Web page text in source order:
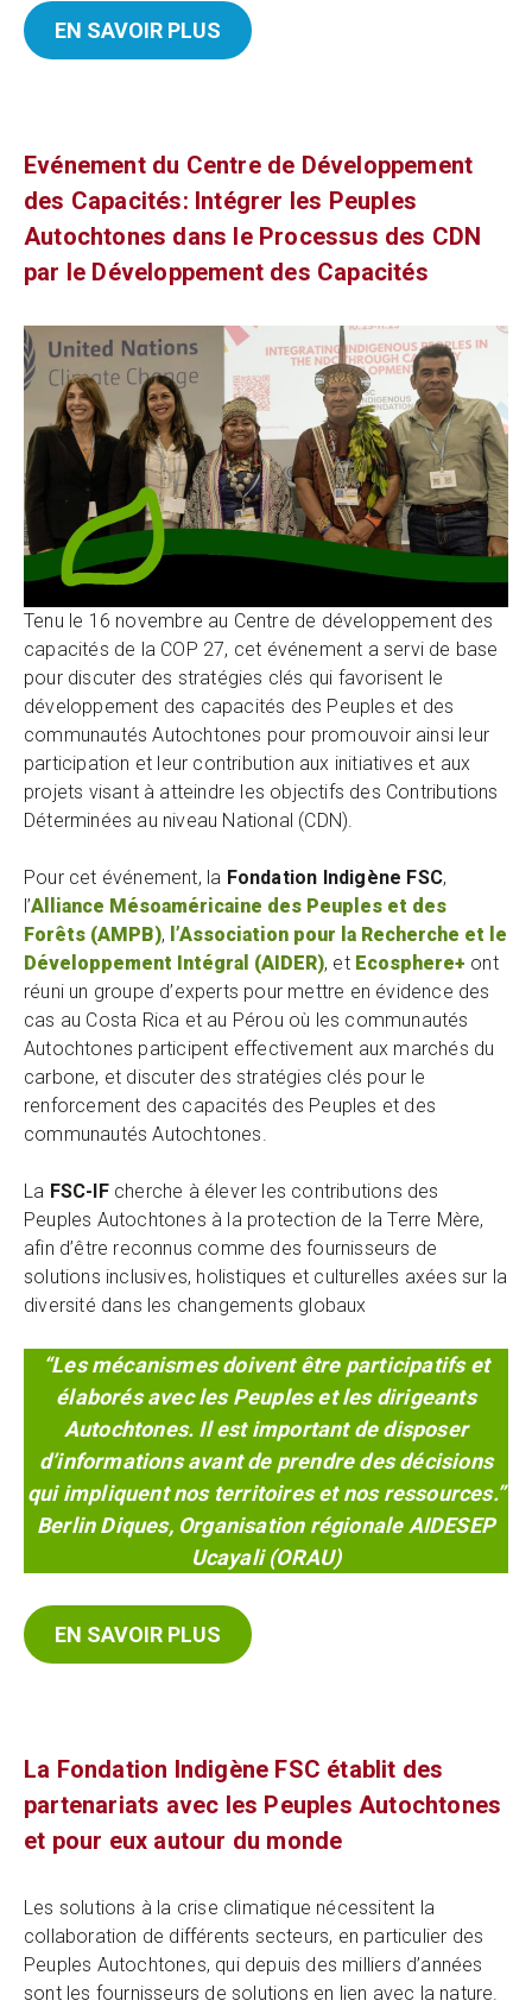
EN SAVOIR PLUS
Evénement du Centre de Développement
des Capacités: Intégrer les Peuples
Autochtones dans le Processus des CDN
par le Développement des Capacités
Tenu le 16 novembre au Centre de développement des
capacités de la COP 27, cet événement a servi de base
pour discuter des stratégies clés qui favorisent le
développement des capacités des Peuples et des
communautés Autochtones pour promouvoir ainsi leur
participation et leur contribution aux initiatives et aux
projets visant à atteindre les objectifs des Contributions
Déterminées au niveau National (CDN).
Pour cet événement, la Fondation Indigène FSC,
l’Alliance Mésoaméricaine des Peuples et des
Forêts (AMPB), l’Association pour la Recherche et le
Développement Intégral (AIDER), et Ecosphere+ ont
réuni un groupe d’experts pour mettre en évidence des
cas au Costa Rica et au Pérou où les communautés
Autochtones participent effectivement aux marchés du
carbone, et discuter des stratégies clés pour le
renforcement des capacités des Peuples et des
communautés Autochtones.
La FSC-IFcherche à élever les contributions des
Peuples Autochtones à la protection de la Terre Mère,
afin d’être reconnus comme des fournisseurs de
solutions inclusives, holistiques et culturelles axées sur la
diversité dans les changements globaux
“Les mécanismes doivent être participatifs et
élaborés avec les Peuples et les dirigeants
Autochtones. Il est important de disposer
d’informations avant de prendre des décisions
qui impliquent nos territoires et nos ressources.”
Berlin Diques, Organisation régionale AIDESEP
Ucayali (ORAU)
EN SAVOIR PLUS
La Fondation Indigène FSC établit des
partenariats avec les Peuples Autochtones
et pour eux autour du monde
Les solutions à la crise climatique nécessitent la
collaboration de différents secteurs, en particulier des
Peuples Autochtones, qui depuis des milliers d’années
sont les fournisseurs de solutions en lien avec la nature.